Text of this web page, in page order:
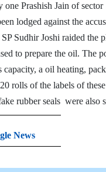
Prashish Jain of
lodged against the
Sudhir Joshi raided the
to prepare the oil. The
a oil heating,
rolls of the labels of
rubber seals were also
News